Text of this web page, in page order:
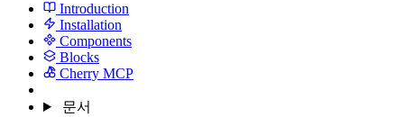
Introduction
Installation
Components
Blocks
Cherry MCP
문서